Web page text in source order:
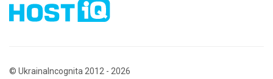
© UkrainaIncognita 2012 - 2026